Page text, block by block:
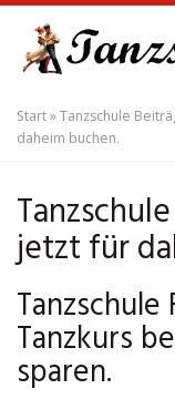
main
content
Start»Tanzschule
daheim buchen.
jetzt für
Tanzkurs
sparen.